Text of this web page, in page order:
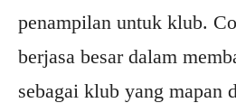
penampilan untuk klub.
berjasa besar dalam
sebagai klub yang mapan